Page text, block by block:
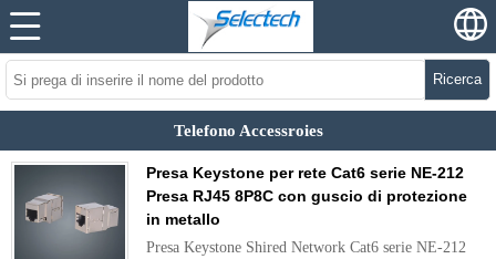
Ricerca
Telefono Accessroies
Presa Keystone per rete Cat6 serie NE-212
Presa RJ45 8P8C con guscio di protezione
in metallo
Presa Keystone Shired Network Cat6 serie NE-212